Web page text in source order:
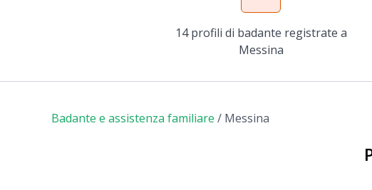
14 profili di badante registrate a
Messina
Badante e assistenza familiare / Messina